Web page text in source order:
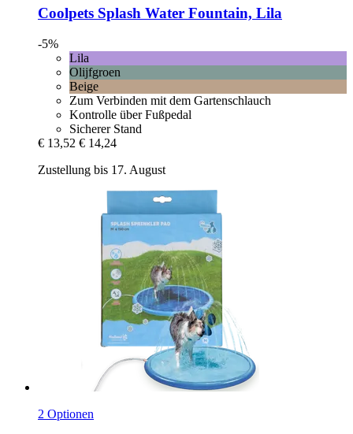
Coolpets Splash Water Fountain, Lila
-5%
Lila
Olijfgroen
Beige
Zum Verbinden mit dem Gartenschlauch
Kontrolle über Fußpedal
Sicherer Stand
€ 13,52 € 14,24
Zustellung bis 17. August
2 Optionen